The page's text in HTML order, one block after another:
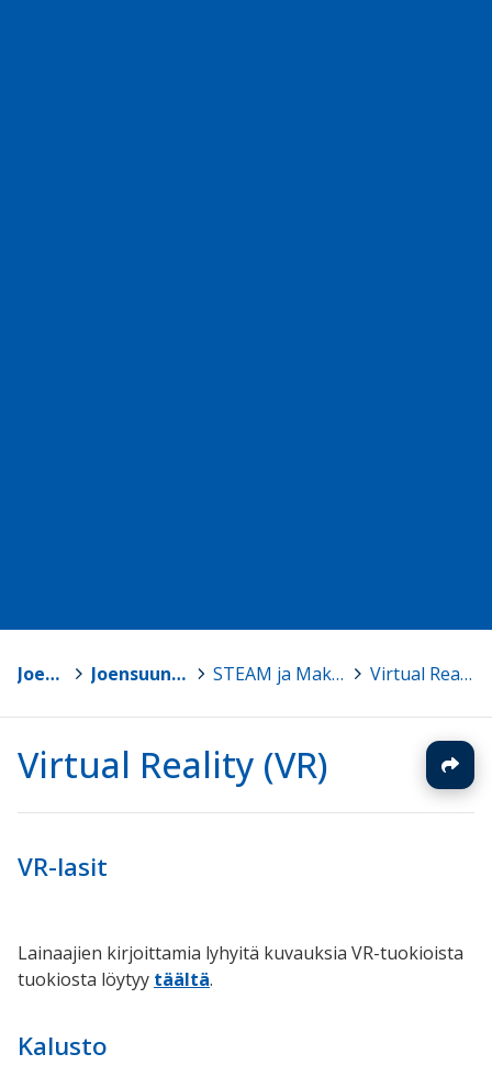
Joensuu Joensuun Mediakeskus > STEAM ja Makerkulttuuri ohjeita Virtual Reality (VR)
Virtual Reality (VR)
VR-lasit
Lainaajien kirjoittamia lyhyitä kuvauksia VR-tuokioista
tuokiosta löytyy täältä.
Kalusto